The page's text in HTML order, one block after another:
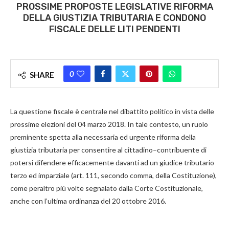
PROSSIME PROPOSTE LEGISLATIVE RIFORMA
DELLA GIUSTIZIA TRIBUTARIA E CONDONO
FISCALE DELLE LITI PENDENTI
SHARE 0
La questione fiscale è centrale nel dibattito politico in vista delle
prossime elezioni del 04 marzo 2018. In tale contesto, un ruolo
preminente spetta alla necessaria ed urgente riforma della
giustizia tributaria per consentire al cittadino–contribuente di
potersi difendere efficacemente davanti ad un giudice tributario
terzo ed imparziale (art. 111, secondo comma, della Costituzione),
come peraltro più volte segnalato dalla Corte Costituzionale,
anche con l’ultima ordinanza del 20 ottobre 2016.